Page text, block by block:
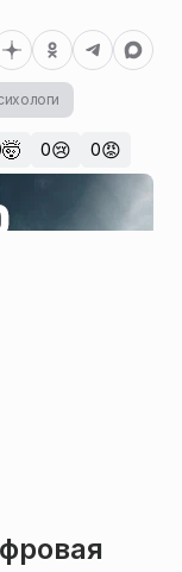
🤯 0😢 0😡